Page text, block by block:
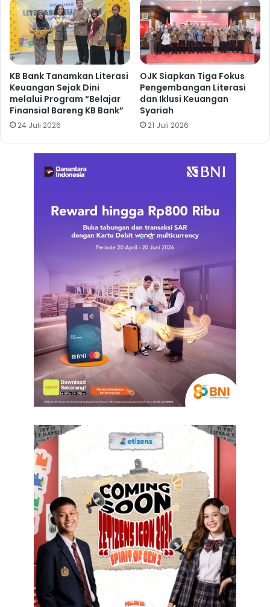
KB Bank Tanamkan Literasi
Keuangan Sejak Dini
melalui Program “Belajar
Finansial Bareng KB Bank”
24 Juli 2026
OJK Siapkan Tiga Fokus
Pengembangan Literasi
dan Iklusi Keuangan
Syariah
21 Juli 2026